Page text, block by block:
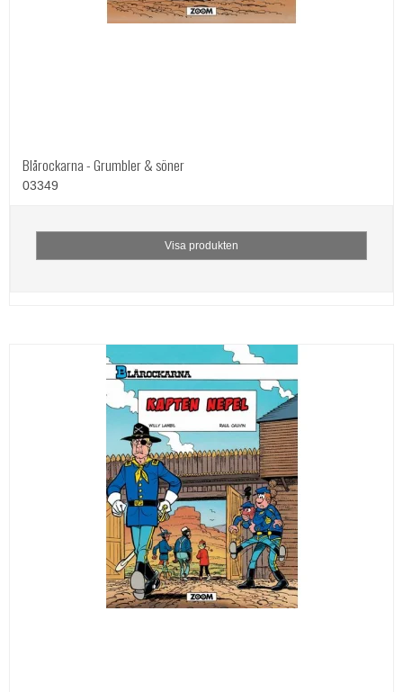
Blårockarna - Grumbler & söner
03349
Visa produkten